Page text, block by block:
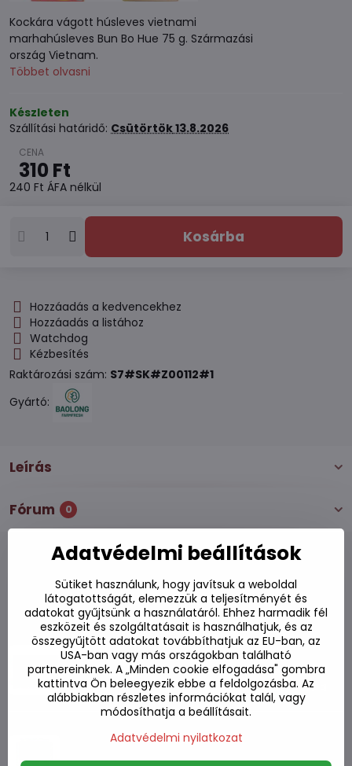
Kockára vágott húsleves vietnami
marhahúsleves Bun Bo Hue 75 g. Származási
ország Vietnam.
Többet olvasni
Készleten
Szállítási határidő: Csütörtök13.8.2026
310 Ft
240 Ft ÁFA nélkül
Kosárba
Hozzáadás a kedvencekhez
Hozzáadás a listához
Watchdog
Kézbesítés
Raktározási szám: S7#SK#Z00112#1
Gyártó:
Leírás
Fórum 0
Alternatív termékek
Dashi instant húsleves 40 g
Készleten
560 Ft Kosárba
Készleten
Adatvédelmi beállítások
Sütiket használunk, hogy javítsuk a weboldal
látogatottságát, elemezzük a teljesítményét és
adatokat gyűjtsünk a használatáról. Ehhez harmadik fél
eszközeit és szolgáltatásait is használhatjuk, és az
összegyűjtött adatokat továbbíthatjuk az EU-ban, az
USA-ban vagy más országokban található
partnereinknek. A „Minden cookie elfogadása" gombra
kattintva Ön beleegyezik ebbe a feldolgozásba. Az
alábbiakban részletes információkat talál, vagy
módosíthatja a beállításait.
Adatvédelmi nyilatkozat